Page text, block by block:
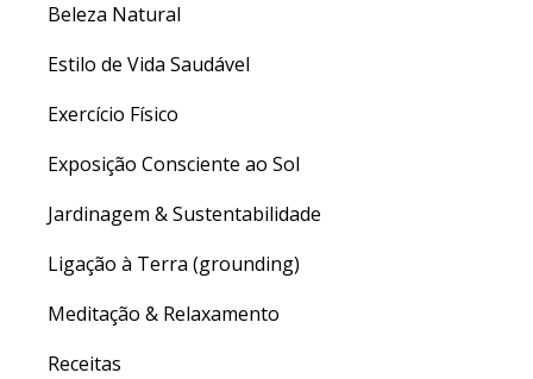
Beleza Natural
Estilo de Vida Saudável
Exercício Físico
Exposição Consciente ao Sol
Jardinagem & Sustentabilidade
Ligação à Terra (grounding)
Meditação & Relaxamento
Receitas